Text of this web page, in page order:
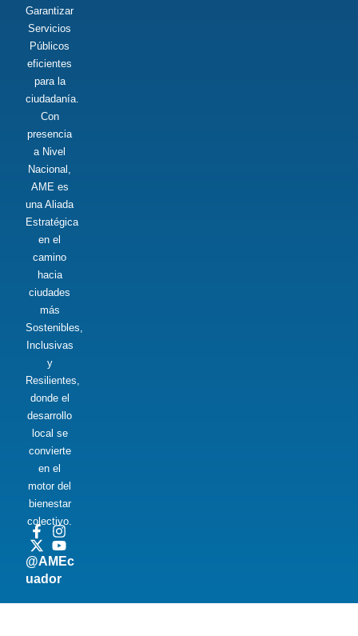
Garantizar
Servicios
Públicos
eficientes
para la
ciudadanía.
Con
presencia
a Nivel
Nacional,
AME es
una Aliada
Estratégica
en el
camino
hacia
ciudades
más
Sostenibles,
Inclusivas
y
Resilientes,
donde el
desarrollo
local se
convierte
en el
motor del
bienestar
colectivo.
@AMEc
uador